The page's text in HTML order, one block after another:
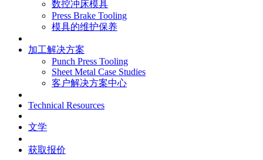
数控冲床模具
Press Brake Tooling
模具的维护保养
加工解决方案
Punch Press Tooling
Sheet Metal Case Studies
客户解决方案中心
Technical Resources
文学
获取报价